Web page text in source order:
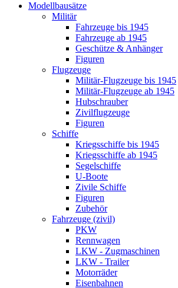
Modellbausätze
Militär
Fahrzeuge bis 1945
Fahrzeuge ab 1945
Geschütze & Anhänger
Figuren
Flugzeuge
Militär-Flugzeuge bis 1945
Militär-Flugzeuge ab 1945
Hubschrauber
Zivilflugzeuge
Figuren
Schiffe
Kriegsschiffe bis 1945
Kriegsschiffe ab 1945
Segelschiffe
U-Boote
Zivile Schiffe
Figuren
Zubehör
Fahrzeuge (zivil)
PKW
Rennwagen
LKW - Zugmaschinen
LKW - Trailer
Motorräder
Eisenbahnen